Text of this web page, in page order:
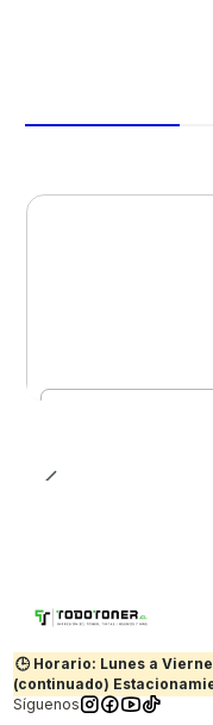
🕒 Horario: Lunes a
(continuado)
Síguenos